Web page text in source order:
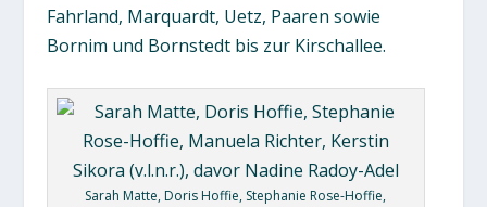
Fahrland, Marquardt, Uetz, Paaren sowie
Bornim und Bornstedt bis zur Kirschallee.
Sarah Matte, Doris Hoffie, Stephanie Rose-Hoffie,